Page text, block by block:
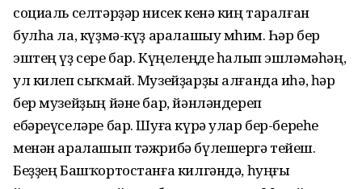
социаль селтәрҙәр нисек кенә киң таралған
булһа ла, күҙмә-күҙ аралашыу мөһим. Һәр бер
эштең үҙ сере бар. Күңелеңде һалып эшләмәһәң,
ул килеп сыҡмай. Музейҙарҙы алғанда иһә, һәр
бер музейҙың йәне бар, йәнләндереп
ебәреүселәре бар. Шуға күрә улар бер-береһе
менән аралашып тәжрибә бүлешергә тейеш.
Беҙҙең Башҡортостанға килгәндә, һуңғы